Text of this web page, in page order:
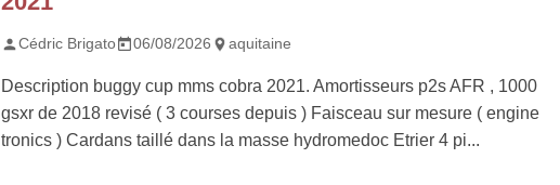
Cédric Brigato 06/08/2026 aquitaine
Description buggy cup mms cobra 2021. Amortisseurs p2s AFR , 1000
gsxr de 2018 revisé ( 3 courses depuis ) Faisceau sur mesure ( engine
tronics ) Cardans taillé dans la masse hydromedoc Etrier 4 pi...